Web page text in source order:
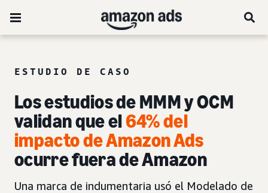
ESTUDIO DE CASO
Los estudios de MMM y OCM
validan que el64% del
impacto de Amazon Ads
ocurre fuera de Amazon
Una marca de indumentaria usó el Modelado de